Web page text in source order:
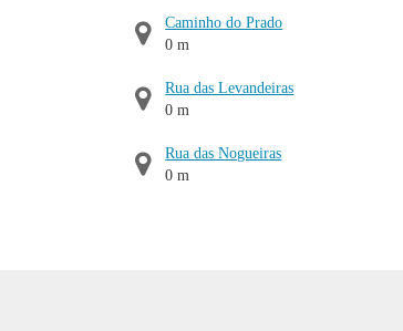
Caminho do Prado
0 m
Rua das Levandeiras
0 m
Rua das Nogueiras
0 m